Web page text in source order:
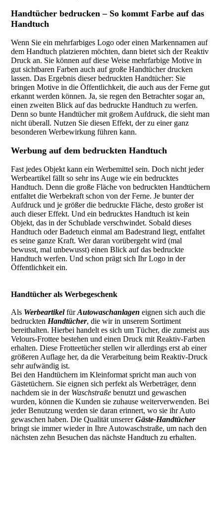
Handtücher bedrucken – So kommt Farbe auf das
Handtuch
Wenn Sie ein mehrfarbiges Logo oder einen Markennamen auf
dem Handtuch platzieren möchten, dann bietet sich der Reaktiv
Druck an. Sie können auf diese Weise mehrfarbige Motive in
gut sichtbaren Farben auch auf große Handtücher drucken
lassen. Das Ergebnis dieser bedruckten Handtücher: Sie
bringen Motive in die Öffentlichkeit, die auch aus der Ferne gut
erkannt werden können. Ja, sie regen den Betrachter sogar an,
einen zweiten Blick auf das bedruckte Handtuch zu werfen.
Denn so bunte Handtücher mit großem Aufdruck, die sieht man
nicht überall. Nutzen Sie diesen Effekt, der zu einer ganz
besonderen Werbewirkung führen kann.
Werbung auf dem bedruckten Handtuch
Fast jedes Objekt kann ein Werbemittel sein. Doch nicht jeder
Werbeartikel fällt so sehr ins Auge wie ein bedrucktes
Handtuch. Denn die große Fläche von bedruckten Handtüchern
entfaltet die Werbekraft schon von der Ferne. Je bunter der
Aufdruck und je größer die bedruckte Fläche, desto großer ist
auch dieser Effekt. Und ein bedrucktes Handtuch ist kein
Objekt, das in der Schublade verschwindet. Sobald dieses
Handtuch oder Badetuch einmal am Badestrand liegt, entfaltet
es seine ganze Kraft. Wer daran vorübergeht wird (mal
bewusst, mal unbewusst) einen Blick auf das bedruckte
Handtuch werfen. Und schon prägt sich Ihr Logo in der
Öffentlichkeit ein.
Handtücher als Werbegeschenk
Als WerbeartikelfürAutowaschanlagen eignen sich auch die
bedrucktenHandtücher, die wir in unserem Sortiment
bereithalten. Hierbei handelt es sich um Tücher, die zumeist aus
Velours-Frottee bestehen und einen Druck mit Reaktiv-Farben
erhalten. Diese Frotteetücher stellen wir allerdings erst ab einer
größeren Auflage her, da die Verarbeitung beim Reaktiv-Druck
sehr aufwändig ist.
Bei den Handtüchern im Kleinformat spricht man auch von
Gästetüchern. Sie eignen sich perfekt als Werbeträger, denn
nachdem sie in der Waschstraße benutzt und gewaschen
wurden, können die Kunden sie zuhause weiterverwenden. Bei
jeder Benutzung werden sie daran erinnert, wo sie ihr Auto
gewaschen haben. Die Qualität unsererGäste-Handtücher
bringt sie immer wieder in Ihre Autowaschstraße, um nach den
nächsten zehn Besuchen das nächste Handtuch zu erhalten.